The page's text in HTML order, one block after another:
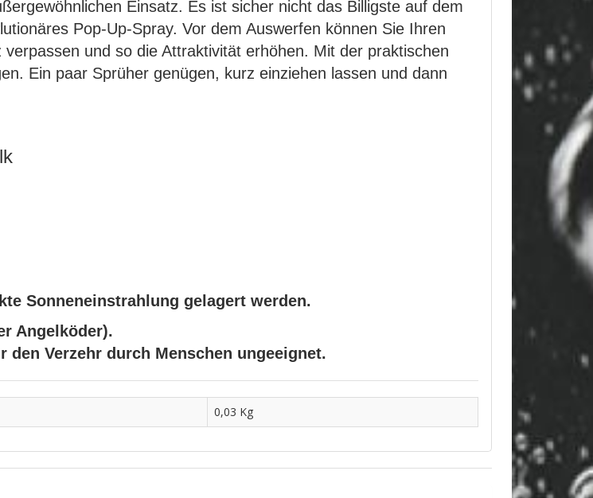
Einsatz. Es ist sicher nicht das Billigste auf dem
Pop-Up-Spray. Vor dem Auswerfen können Sie Ihren
und so die Attraktivität erhöhen. Mit der praktischen
Ein paar Sprüher genügen, kurz einziehen lassen und dann
Sonneneinstrahlung gelagert werden.
Angelköder).
Verzehr durch Menschen ungeeignet.
0,03 Kg